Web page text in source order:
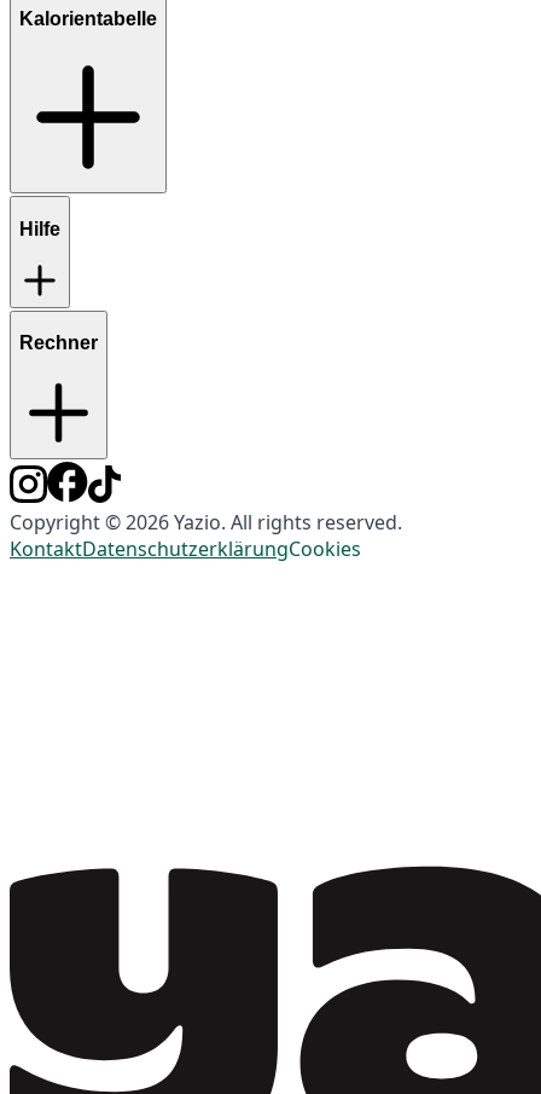
Kalorientabelle
Hilfe
Rechner
Copyright © 2026 Yazio. All rights reserved.
KontaktDatenschutzerklärungCookies